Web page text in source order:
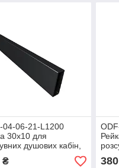
04-06-21-L1200
30х10 для
душових кабін,
₴ 380